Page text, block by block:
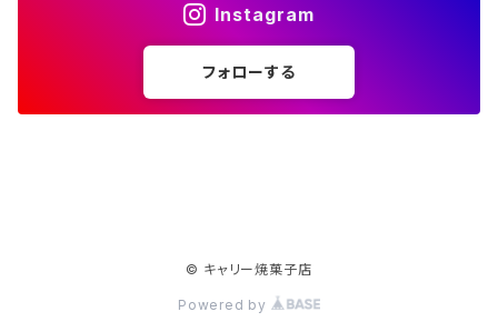
常秀工房（沖縄県）
Instagram
フォローする
© キャリー焼菓子店
Powered by